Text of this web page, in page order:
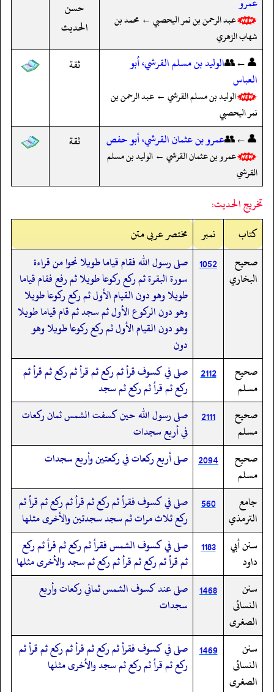
عبد الرحمن بن نمر اليحصبي ← محمد بن
شهاب الزهري
حسن
الحديث
👤←👥الوليد بن مسلم القرشي، أبو
العباس
الوليد بن مسلم القرشي ← عبد الرحمن بن
نمر اليحصبي
ثقة
👤←👥عمرو بن عثمان القرشي، أبو حفص
عمرو بن عثمان القرشي ← الوليد بن مسلم
القرشي
ثقة
تخريج الحديث:
کتاب
نمبر
مختصر عربی متن
صحيح
البخاري
1052 صلى رسول الله فقام قياما طويلا نحوا من قراءة
سورة البقرة ثم ركع ركوعا طويلا ثم رفع فقام قياما
طويلا وهو دون القيام الأول ثم ركع ركوعا طويلا
وهو دون الركوع الأول ثم سجد ثم قام قياما طويلا
وهو دون القيام الأول ثم ركع ركوعا طويلا وهو
دون
صحيح
مسلم
2112
صلى في كسوف قرأ ثم ركع ثم قرأ ثم ركع ثم قرأ ثم
ركع ثم قرأ ثم ركع ثم سجد
صحيح
مسلم
2111
صلى رسول الله حين كسفت الشمس ثمان ركعات
في أربع سجدات
صحيح
مسلم
2094 صلى أربع ركعات في ركعتين وأربع سجدات
جامع
الترمذي
560
صلى في كسوف فقرأ ثم ركع ثم قرأ ثم ركع ثم قرأ ثم
ركع ثلاث مرات ثم سجد سجدتين والأخرى مثلها
سنن أبي
داود
1183
صلى في كسوف الشمس فقرأ ثم ركع ثم قرأ ثم ركع
ثم قرأ ثم ركع ثم قرأ ثم ركع ثم سجد والأخرى مثلها
سنن
النسائى
الصغرى
1468 صلى عند كسوف الشمس ثماني ركعات وأربع
سجدات
سنن
النسائى
الصغرى
1469 صلى في كسوف فقرأ ثم ركع ثم قرأ ثم ركع ثم قرأ ثم
ركع ثم قرأ ثم ركع ثم سجد والأخرى مثلها